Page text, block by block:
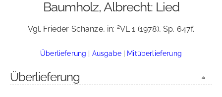
Baumholz, Albrecht: Lied
Vgl. Frieder Schanze, in: 2VL 1 (1978), Sp. 647f.
Überlieferung | Ausgabe| Mitüberlieferung
Überlieferung